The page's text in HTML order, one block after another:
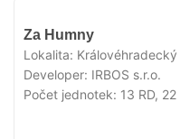
Za Humny
Lokalita:
Developer: IRBOS s.r.o.
Počet jednotek: 13 RD,